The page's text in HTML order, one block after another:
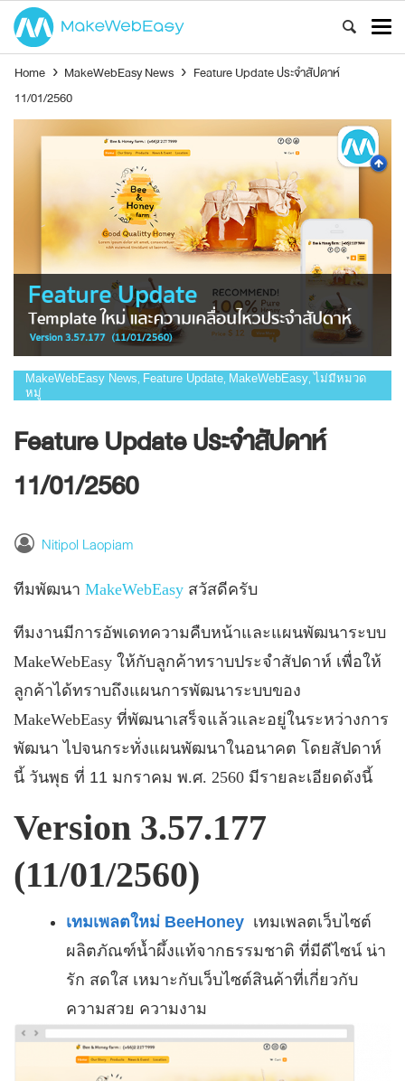
Home › MakeWebEasy News › Feature Update ประจำสัปดาห์
11/01/2560
MakeWebEasy News Feature Update MakeWebEasy ไม่มีหมวด
หมู่
Feature Update ประจำสัปดาห์
11/01/2560
Nitipol Laopiam
ทีมพัฒนา MakeWebEasy สวัสดีครับ
ทีมงานมีการอัพเดทความคืบหน้าและแผนพัฒนาระบบ
MakeWebEasy ให้กับลูกค้าทราบประจำสัปดาห์ เพื่อให้
ลูกค้าได้ทราบถึงแผนการพัฒนาระบบของ
MakeWebEasy ที่พัฒนาเสร็จแล้วและอยู่ในระหว่างการ
พัฒนา ไปจนกระทั่งแผนพัฒนาในอนาคต โดยสัปดาห์
นี้ วันพุธ ที่ 11 มกราคม พ.ศ. 2560 มีรายละเอียดดังนี้
Version 3.57.177
(11/01/2560)
เทมเพลตใหม่ BeeHoney เทมเพลตเว็บไซต์
ผลิตภัณฑ์น้ำผึ้งแท้จากธรรมชาติ ที่มีดีไซน์ น่า
รัก สดใส เหมาะกับเว็บไซต์สินค้าที่เกี่ยวกับ
ความสวย ความงาม